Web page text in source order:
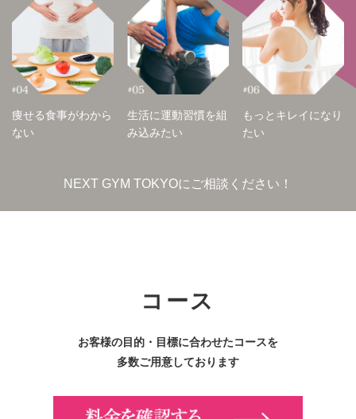
痩せる食事がわから
ない
生活に運動習慣を組
み込みたい
もっとキレイになり
たい
NEXT GYM TOKYOにご相談ください！
コース
お客様の目的・目標に合わせたコースを
多数ご用意しております